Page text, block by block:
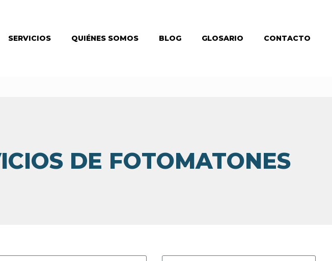
SERVICIOS QUIÉNES SOMOS BLOG GLOSARIO CONTACTO
DE FOTOMATONES